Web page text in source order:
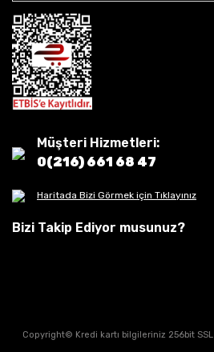
Müşteri Hizmetleri:
0(216) 661 68 47
Haritada Bizi Görmek için Tıklayınız
Bizi Takip Ediyor musunuz?
Copyright© Kredi kartı bilgileriniz 256bit